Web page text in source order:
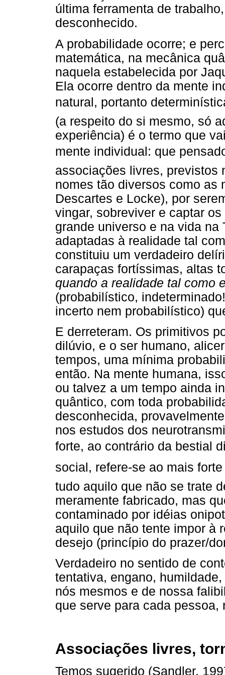
última ferramenta de
desconhecido.
A probabilidade ocorre; e
matemática, na mecânica
naquela estabelecida por
Ela ocorre dentro da mente
natural, portanto
(a respeito do si mesmo, só
experiência) é o termo que
mente individual: que
associações livres, previstos
nomes tão diversos como as
Descartes e Locke), por
vingar, sobreviver e captar
grande universo e na vida
adaptadas à realidade tal
constituiu um verdadeiro
carapaças fortíssimas, altas
quando a realidade tal como
(probabilístico,
incerto nem probabilístico)
E derreteram. Os primitivos
dilúvio, e o ser humano,
tempos, uma mínima
então. Na mente humana,
ou talvez a um tempo ainda
quântico, com toda
desconhecida,
nos estudos dos
forte, ao contrário da bestial
social, refere-se ao mais
tudo aquilo que não se trate
meramente fabricado, mas
contaminado por idéias
aquilo que não tente impor à
desejo (princípio do prazer/
Verdadeiro no sentido de
tentativa, engano,
nós mesmos e de nossa
que serve para cada pessoa,
Associações livres,
Temos sugerido (Sandler,